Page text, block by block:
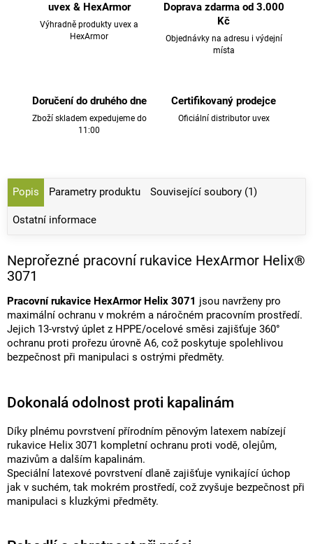
uvex & HexArmor
Výhradně produkty uvex a
HexArmor
Doprava zdarma od 3.000
Kč
Objednávky na adresu i výdejní
místa
Doručení do druhého dne
Zboží skladem expedujeme do
11:00
Certifikovaný prodejce
Oficiální distributor uvex
Popis Parametry produktu Související soubory (1)
Ostatní informace
Neprořezné pracovní rukavice HexArmor Helix®
3071
Pracovní rukavice HexArmor Helix 3071 jsou navrženy pro
maximální ochranu v mokrém a náročném pracovním prostředí.
Jejich 13-vrstvý úplet z HPPE/ocelové směsi zajišťuje 360°
ochranu proti prořezu úrovně A6, což poskytuje spolehlivou
bezpečnost při manipulaci s ostrými předměty.
Dokonalá odolnost proti kapalinám
Díky plnému povrstvení přírodním pěnovým latexem nabízejí
rukavice Helix 3071 kompletní ochranu proti vodě, olejům,
mazivům a dalším kapalinám.
Speciální latexové povrstvení dlaně zajišťuje vynikající úchop
jak v suchém, tak mokrém prostředí, což zvyšuje bezpečnost při
manipulaci s kluzkými předměty.